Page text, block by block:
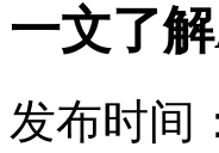
一文了
发布时间